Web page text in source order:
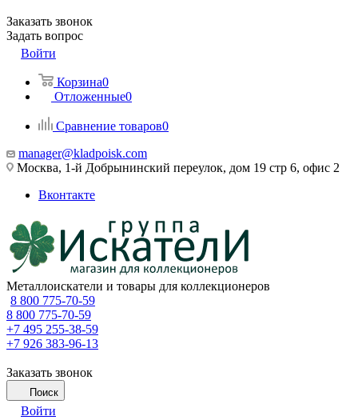
Заказать звонок
Задать вопрос
Войти
Корзина0
Отложенные0
Сравнение товаров0
manager@kladpoisk.com
Москва, 1-й Добрынинский переулок, дом 19 стр 6, офис 2
Вконтакте
Металлоискатели и товары для коллекционеров
8 800 775-70-59
8 800 775-70-59
+7 495 255-38-59
+7 926 383-96-13
Заказать звонок
Поиск
Войти